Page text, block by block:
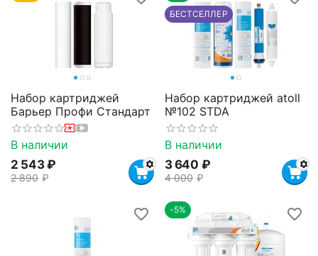
Набор картриджей
Барьер Профи Стандарт
В наличии
2 543 ₽
2 890 ₽
БЕСТСЕЛЛЕР
Набор картриджей atoll
№102 STDA
В наличии
3 640 ₽
4 000 ₽
-5%